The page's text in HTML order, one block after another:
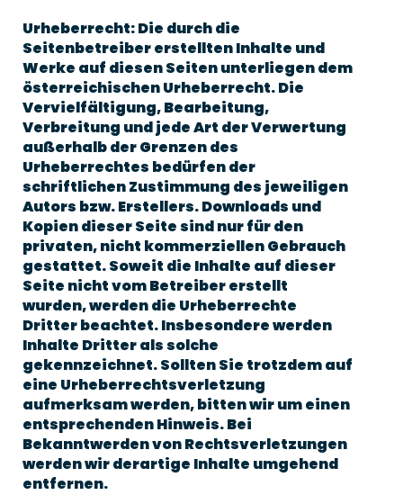
Urheberrecht: Die durch die
Seitenbetreiber erstellten Inhalte und
Werke auf diesen Seiten unterliegen dem
österreichischen Urheberrecht. Die
Vervielfältigung, Bearbeitung,
Verbreitung und jede Art der Verwertung
außerhalb der Grenzen des
Urheberrechtes bedürfen der
schriftlichen Zustimmung des jeweiligen
Autors bzw. Erstellers. Downloads und
Kopien dieser Seite sind nur für den
privaten, nicht kommerziellen Gebrauch
gestattet. Soweit die Inhalte auf dieser
Seite nicht vom Betreiber erstellt
wurden, werden die Urheberrechte
Dritter beachtet. Insbesondere werden
Inhalte Dritter als solche
gekennzeichnet. Sollten Sie trotzdem auf
eine Urheberrechtsverletzung
aufmerksam werden, bitten wir um einen
entsprechenden Hinweis. Bei
Bekanntwerden von Rechtsverletzungen
werden wir derartige Inhalte umgehend
entfernen.